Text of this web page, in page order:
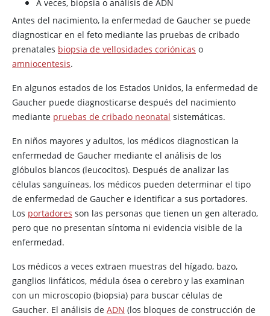
A veces, biopsia o análisis de ADN
Antes del nacimiento, la enfermedad de Gaucher se puede
diagnosticar en el feto mediante las pruebas de cribado
prenatales biopsia de vellosidades coriónicas o
amniocentesis.
En algunos estados de los Estados Unidos, la enfermedad de
Gaucher puede diagnosticarse después del nacimiento
mediante pruebas de cribado neonatal sistemáticas.
En niños mayores y adultos, los médicos diagnostican la
enfermedad de Gaucher mediante el análisis de los
glóbulos blancos (leucocitos). Después de analizar las
células sanguíneas, los médicos pueden determinar el tipo
de enfermedad de Gaucher e identificar a sus portadores.
Los portadores son las personas que tienen un gen alterado,
pero que no presentan síntoma ni evidencia visible de la
enfermedad.
Los médicos a veces extraen muestras del hígado, bazo,
ganglios linfáticos, médula ósea o cerebro y las examinan
con un microscopio (biopsia) para buscar células de
Gaucher. El análisis de ADN (los bloques de construcción de